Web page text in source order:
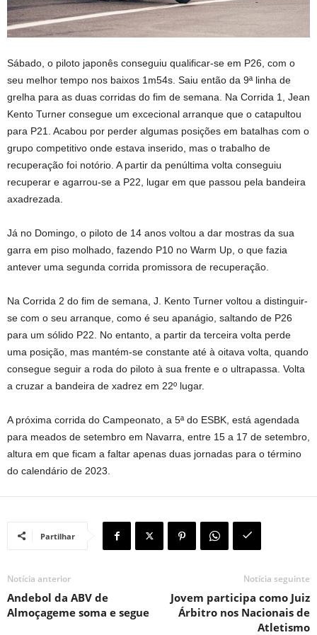
Sábado, o piloto japonês conseguiu qualificar-se em P26, com o
seu melhor tempo nos baixos 1m54s. Saiu então da 9ª linha de
grelha para as duas corridas do fim de semana. Na Corrida 1, Jean
Kento Turner consegue um excecional arranque que o catapultou
para P21. Acabou por perder algumas posições em batalhas com o
grupo competitivo onde estava inserido, mas o trabalho de
recuperação foi notório. A partir da penúltima volta conseguiu
recuperar e agarrou-se a P22, lugar em que passou pela bandeira
axadrezada.
Já no Domingo, o piloto de 14 anos voltou a dar mostras da sua
garra em piso molhado, fazendo P10 no Warm Up, o que fazia
antever uma segunda corrida promissora de recuperação.
Na Corrida 2 do fim de semana, J. Kento Turner voltou a distinguir-
se com o seu arranque, como é seu apanágio, saltando de P26
para um sólido P22. No entanto, a partir da terceira volta perde
uma posição, mas mantém-se constante até à oitava volta, quando
consegue seguir a roda do piloto à sua frente e o ultrapassa. Volta
a cruzar a bandeira de xadrez em 22º lugar.
A próxima corrida do Campeonato, a 5ª do ESBK, está agendada
para meados de setembro em Navarra, entre 15 a 17 de setembro,
altura em que ficam a faltar apenas duas jornadas para o término
do calendário de 2023.
Partilhar
Notícia anterior
Andebol da ABV de
Almoçageme soma e segue
Notícia seguinte
Jovem participa como Juiz
Árbitro nos Nacionais de
Atletismo